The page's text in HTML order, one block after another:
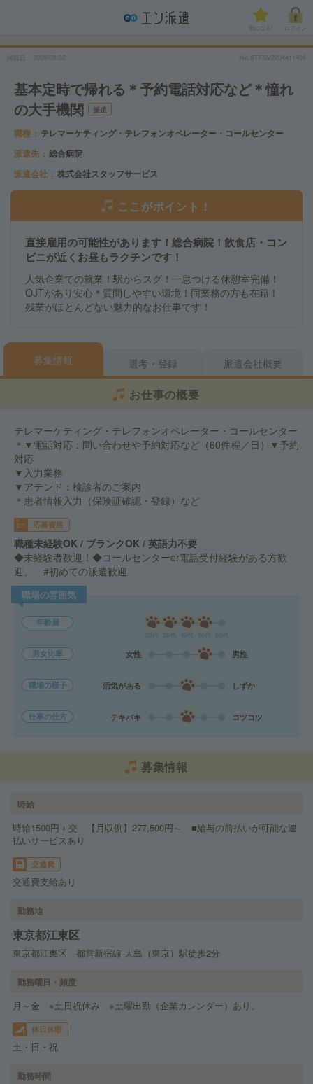
気になる!
No.STFSV2204411406
基本定時で帰れる＊予約電話対応など＊憧れ
の大手機関
派遣
職種
テレマーケティング・テレフォンオペレーター・コールセンター
派遣先
総合病院
派遣会社
株式会社スタッフサービス
ここがポイント！
直接雇用の可能性があります！総合病院！飲食店・コン
ビニが近くお昼もラクチンです！
人気企業での就業！駅からスグ！一息つける休憩室完備！
OJTがあり安心＊質問しやすい環境！同業務の方も在籍！
残業がほとんどない魅力的なお仕事です！
募集情報 選考・登録 派遣会社概要
お仕事の概要
テレマーケティング・テレフォンオペレーター・コールセンター
＊▼電話対応：問い合わせや予約対応など（60件程／日）▼予約
対応
▼入力業務
▼アテンド：検診者のご案内
＊患者情報入力（保険証確認・登録）など
応募資格
職種未経験OK / ブランクOK / 英語力不要
◆未経験者歓迎！◆コールセンターor電話受付経験がある方歓
迎。 #初めての派遣歓迎
職場の雰囲気
年齢層
男女比率 女性 男性
職場の様子 活気がある しずか
仕事の仕方 テキパキ コツコツ
募集情報
時給
時給1500円＋交 【月収例】277,500円～ ■給与の前払いが可能な速
払いサービスあり
交通費
交通費支給あり
勤務地
東京都江東区
東京都江東区 都営新宿線 大島（東京）駅徒歩2分
勤務曜日・頻度
月～金 ※土日祝休み ※土曜出勤（企業カレンダー）あり。
休日休暇
土・日・祝
勤務時間